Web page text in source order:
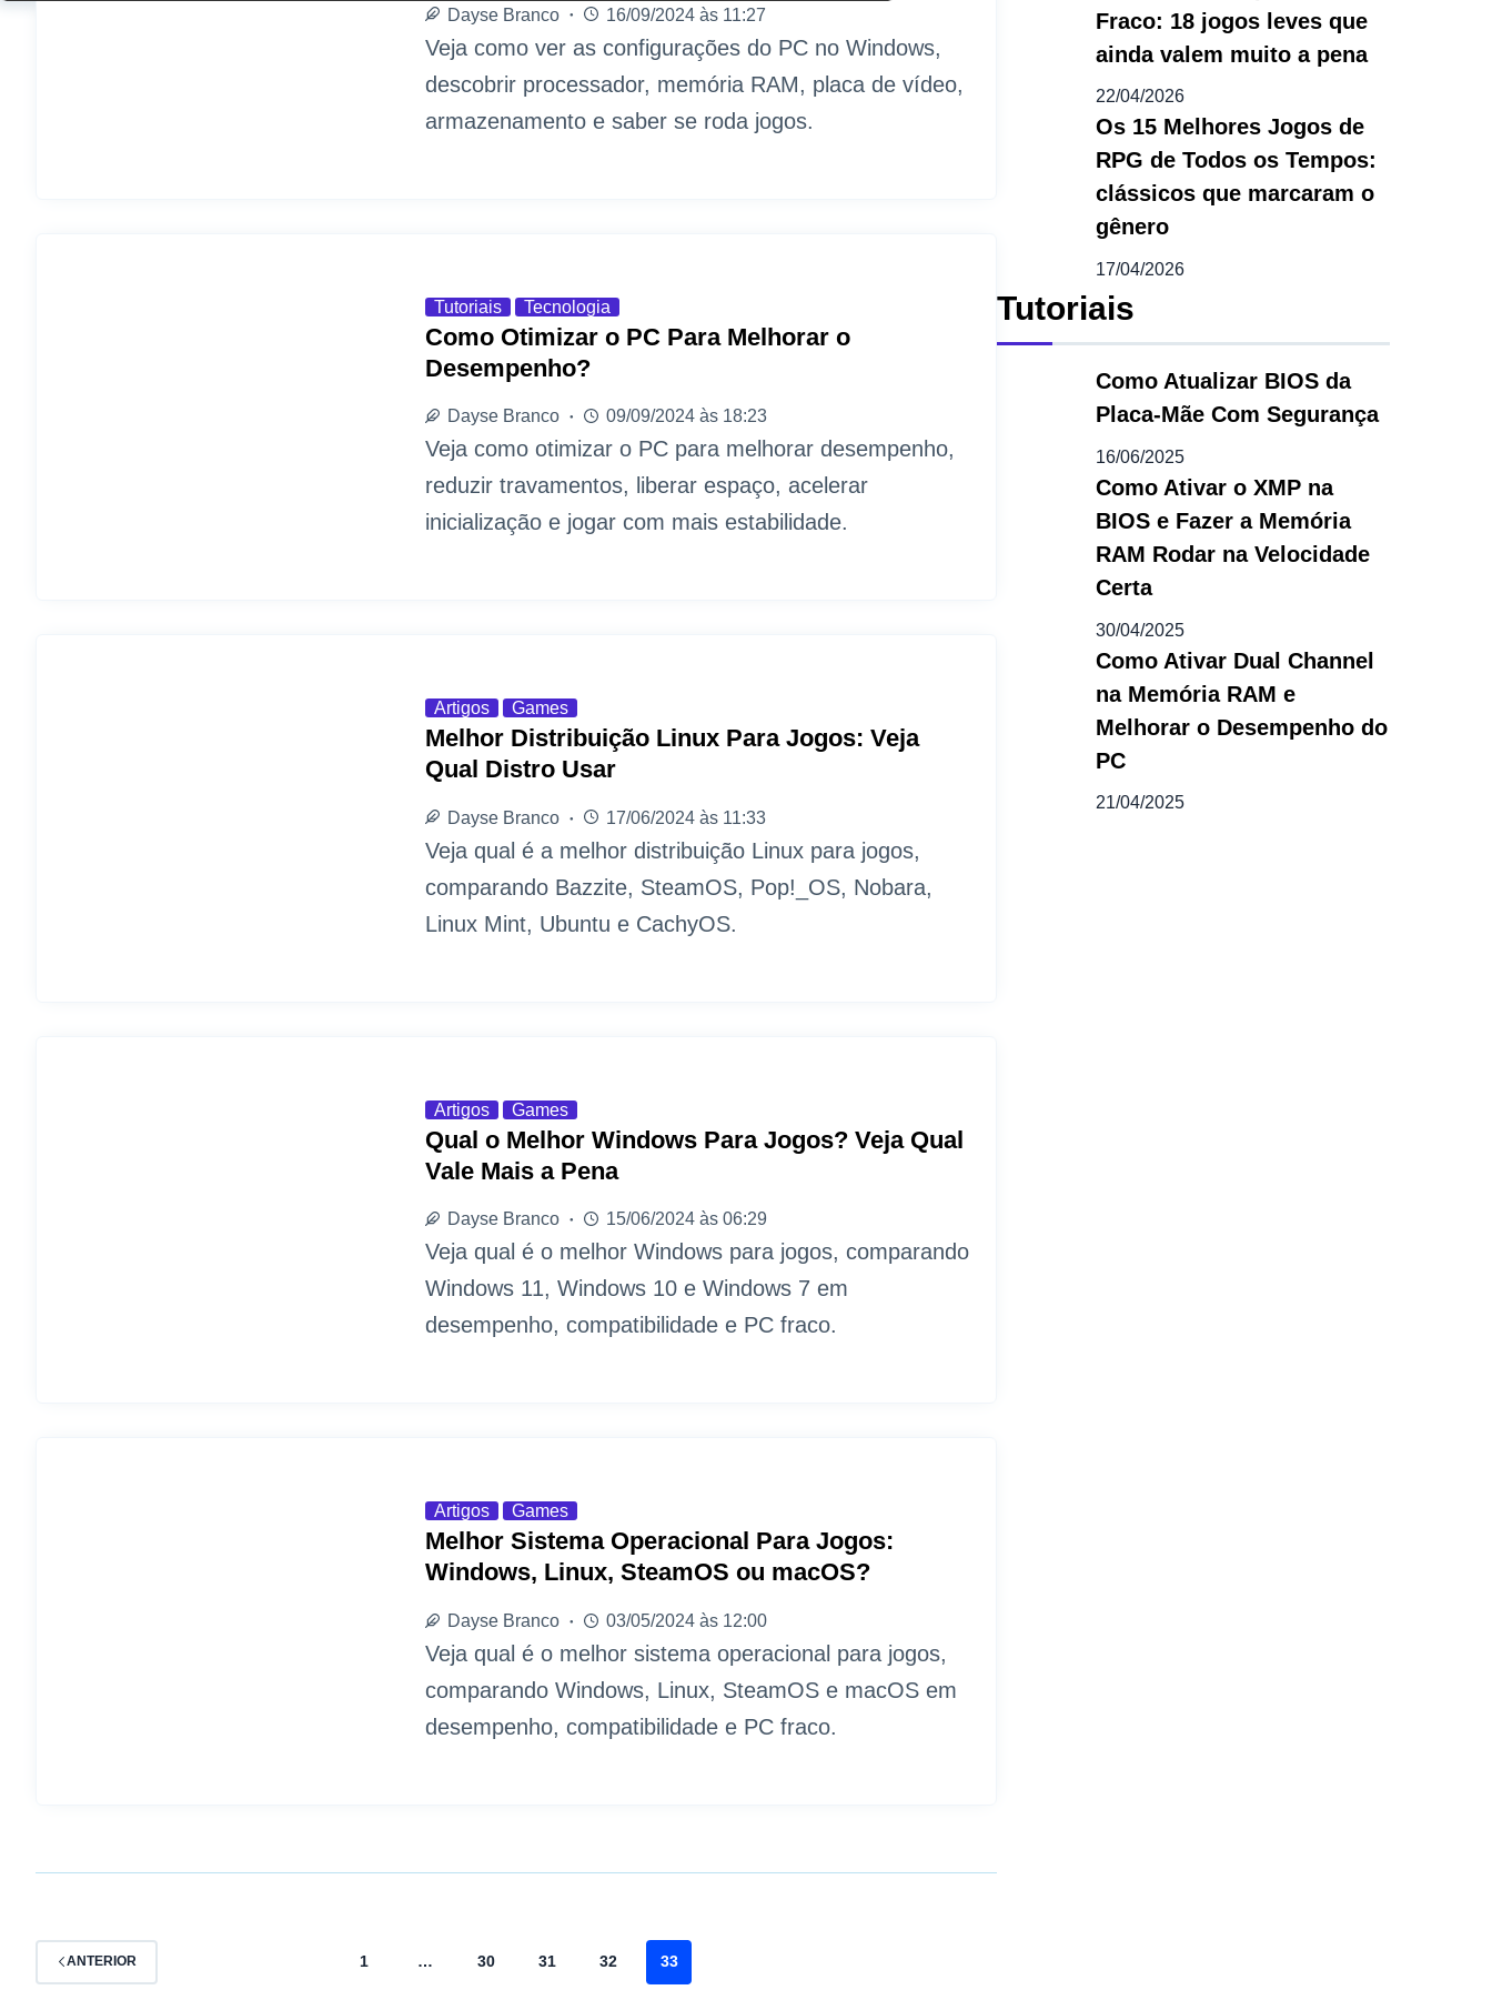
Dayse Branco 16/09/2024 às 11:27
Veja como ver as configurações do PC no Windows,
descobrir processador, memória RAM, placa de vídeo,
armazenamento e saber se roda jogos.
Tutoriais Tecnologia
Como Otimizar o PC Para Melhorar o
Desempenho?
Dayse Branco 09/09/2024 às 18:23
Veja como otimizar o PC para melhorar desempenho,
reduzir travamentos, liberar espaço, acelerar
inicialização e jogar com mais estabilidade.
Artigos Games
Melhor Distribuição Linux Para Jogos: Veja
Qual Distro Usar
Dayse Branco 17/06/2024 às 11:33
Veja qual é a melhor distribuição Linux para jogos,
comparando Bazzite, SteamOS, Pop!_OS, Nobara,
Linux Mint, Ubuntu e CachyOS.
Artigos Games
Qual o Melhor Windows Para Jogos? Veja Qual
Vale Mais a Pena
Dayse Branco 15/06/2024 às 06:29
Veja qual é o melhor Windows para jogos, comparando
Windows 11, Windows 10 e Windows 7 em
desempenho, compatibilidade e PC fraco.
Artigos Games
Melhor Sistema Operacional Para Jogos:
Windows, Linux, SteamOS ou macOS?
Dayse Branco 03/05/2024 às 12:00
Veja qual é o melhor sistema operacional para jogos,
comparando Windows, Linux, SteamOS e macOS em
desempenho, compatibilidade e PC fraco.
ANTERIOR 1 … 30 31 32 33
Fraco: 18 jogos leves que
ainda valem muito a pena
22/04/2026
Os 15 Melhores Jogos de
RPG de Todos os Tempos:
clássicos que marcaram o
gênero
17/04/2026
Tutoriais
Como Atualizar BIOS da
Placa-Mãe Com Segurança
16/06/2025
Como Ativar o XMP na
BIOS e Fazer a Memória
RAM Rodar na Velocidade
Certa
30/04/2025
Como Ativar Dual Channel
na Memória RAM e
Melhorar o Desempenho do
PC
21/04/2025